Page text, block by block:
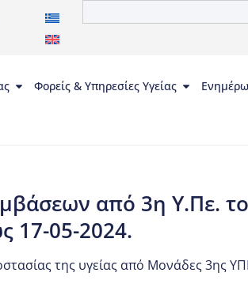
Φορείς & Υπηρεσίες Υγείας
από 3η Υ.Πε.
17-05-2024.
της υγείας από Μονάδες 3ης